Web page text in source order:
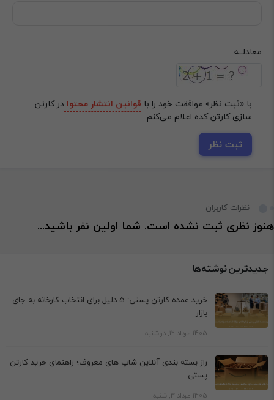
‌معادلــه
با «ثبت نظر» موافقت خود را با قوانین انتشار محتوا در کارتن
سازی کارتن کده اعلام می‌کنم.
ثبت نظر
نظرات کاربران
هنوز نظری ثبت نشده است. شما اولین نفر باشید...
جدیدترین نوشته‌ها
خرید عمده کارتن پستی: 5 دلیل برای انتخاب کارخانه به جای
بازار
1405 مرداد 12, دوشنبه
راز بسته بندی آنلاین شاپ های معروف؛ راهنمای خرید کارتن
پستی
1405 مرداد 3, شنبه